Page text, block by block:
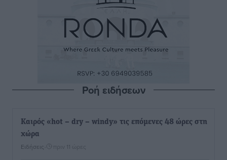
Ροή ειδήσεων
Καιρός «hot – dry – windy» τις επόμενες 48 ώρες στη
χώρα
Ειδήσεις πριν 11 ώρες